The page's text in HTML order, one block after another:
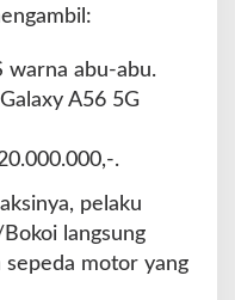
warna abu-abu.
A56 5G
.
pelaku
langsung
sepeda motor yang